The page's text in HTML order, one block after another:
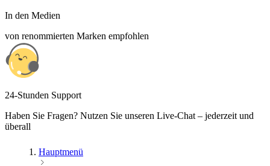
In den Medien
von renommierten Marken empfohlen
24-Stunden Support
Haben Sie Fragen? Nutzen Sie unseren Live-Chat – jederzeit und
überall
Hauptmenü